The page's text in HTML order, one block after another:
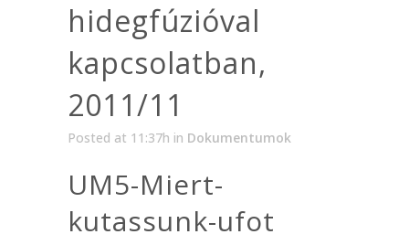
hidegfúzióval
kapcsolatban,
2011/11
Posted at 11:37h in Dokumentumok
UM5-Miert-
kutassunk-ufot